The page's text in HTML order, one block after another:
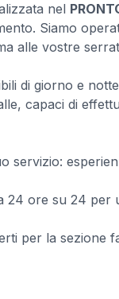
nel
Siamo
alle vostre
di giorno e
capaci di
servizio:
24 ore su 24 per
per la sezione